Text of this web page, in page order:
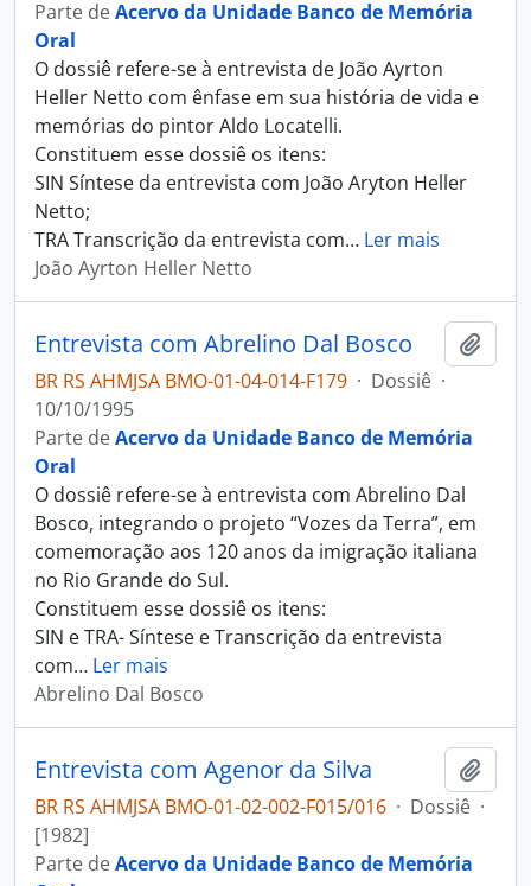
Parte deAcervo da Unidade Banco de Memória
Oral
O dossiê refere-se à entrevista de João Ayrton
Heller Netto com ênfase em sua história de vida e
memórias do pintor Aldo Locatelli.
Constituem esse dossiê os itens:
SIN Síntese da entrevista com João Aryton Heller
Netto;
TRA Transcrição da entrevista com… Ler mais
João Ayrton Heller Netto
Entrevista com Abrelino Dal Bosco
BR RS AHMJSA BMO-01-04-014-F179 · Dossiê ·
10/10/1995
Parte deAcervo da Unidade Banco de Memória
Oral
O dossiê refere-se à entrevista com Abrelino Dal
Bosco, integrando o projeto “Vozes da Terra”, em
comemoração aos 120 anos da imigração italiana
no Rio Grande do Sul.
Constituem esse dossiê os itens:
SIN e TRA- Síntese e Transcrição da entrevista
com… Ler mais
Abrelino Dal Bosco
Entrevista com Agenor da Silva
BR RS AHMJSA BMO-01-02-002-F015/016 · Dossiê ·
[1982]
Parte deAcervo da Unidade Banco de Memória